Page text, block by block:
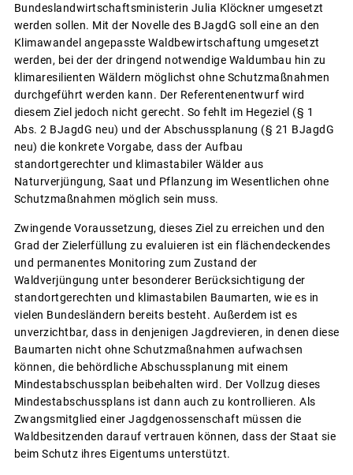
Bundeslandwirtschaftsministerin Julia Klöckner umgesetzt
werden sollen. Mit der Novelle des BJagdG soll eine an den
Klimawandel angepasste Waldbewirtschaftung umgesetzt
werden, bei der der dringend notwendige Waldumbau hin zu
klimaresilienten Wäldern möglichst ohne Schutzmaßnahmen
durchgeführt werden kann. Der Referentenentwurf wird
diesem Ziel jedoch nicht gerecht. So fehlt im Hegeziel (§ 1
Abs. 2 BJagdG neu) und der Abschussplanung (§ 21 BJagdG
neu) die konkrete Vorgabe, dass der Aufbau
standortgerechter und klimastabiler Wälder aus
Naturverjüngung, Saat und Pflanzung im Wesentlichen ohne
Schutzmaßnahmen möglich sein muss.
Zwingende Voraussetzung, dieses Ziel zu erreichen und den
Grad der Zielerfüllung zu evaluieren ist ein flächendeckendes
und permanentes Monitoring zum Zustand der
Waldverjüngung unter besonderer Berücksichtigung der
standortgerechten und klimastabilen Baumarten, wie es in
vielen Bundesländern bereits besteht. Außerdem ist es
unverzichtbar, dass in denjenigen Jagdrevieren, in denen diese
Baumarten nicht ohne Schutzmaßnahmen aufwachsen
können, die behördliche Abschussplanung mit einem
Mindestabschussplan beibehalten wird. Der Vollzug dieses
Mindestabschussplans ist dann auch zu kontrollieren. Als
Zwangsmitglied einer Jagdgenossenschaft müssen die
Waldbesitzenden darauf vertrauen können, dass der Staat sie
beim Schutz ihres Eigentums unterstützt.